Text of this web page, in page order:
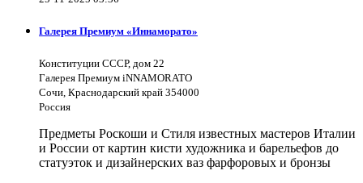
Галерея Премиум «Иннаморато»
Конституции СССР, дом 22
Галерея Премиум iNNAMORATO
Сочи, Краснодарский край 354000
Россия
Предметы Роскоши и Стиля известных мастеров Италии
и России от картин кисти художника и барельефов до
статуэток и дизайнерских ваз фарфоровых и бронзы